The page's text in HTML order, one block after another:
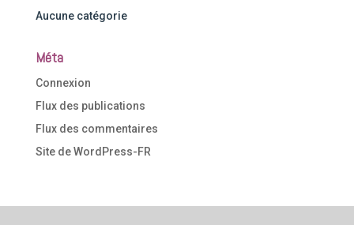
Aucune catégorie
Méta
Connexion
Flux des publications
Flux des commentaires
Site de WordPress-FR